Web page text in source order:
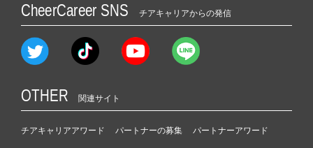
CheerCareer SNS チアキャリアからの発信
OTHER 関連サイト
チアキャリアアワード パートナーの募集 パートナーアワード